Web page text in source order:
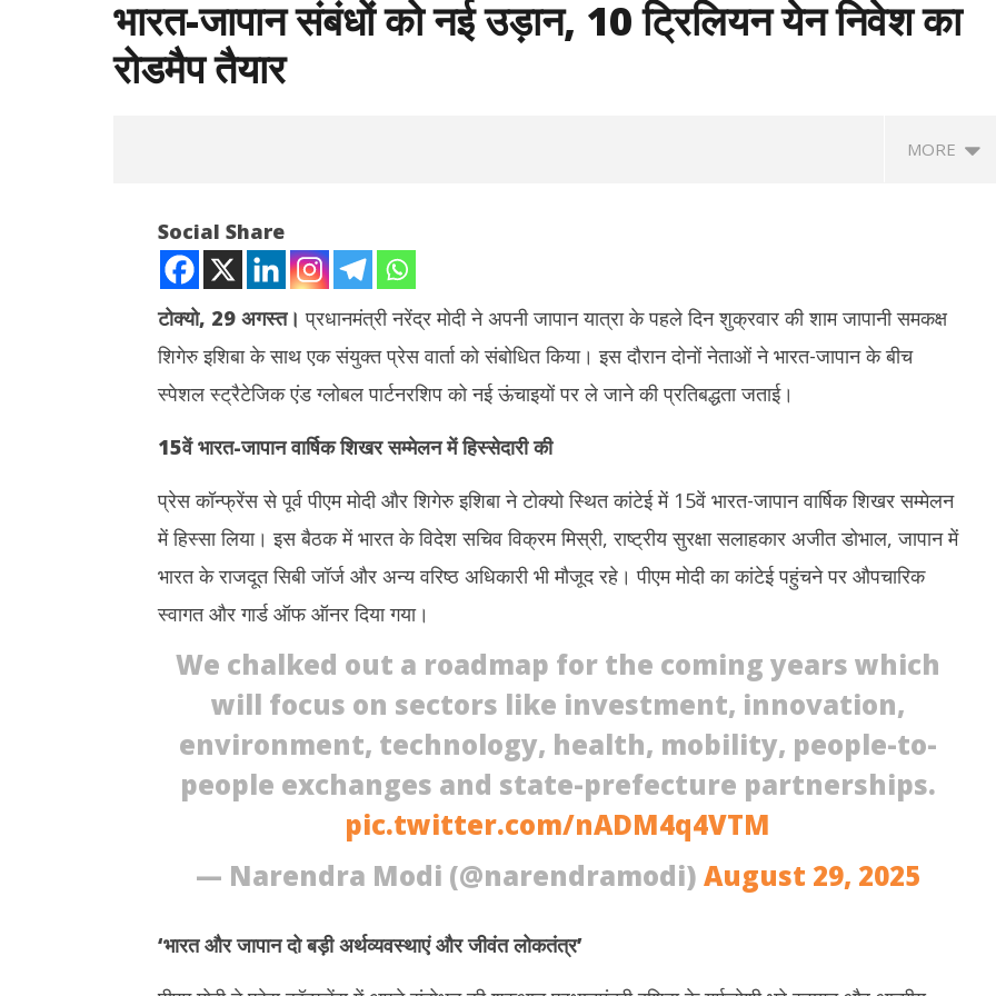
भारत-जापान संबंधों को नई उड़ान, 10 ट्रिलियन येन निवेश का
रोडमैप तैयार
MORE
NOW VIEWING
येन निवेश का रोडमैप तैयार
29,
2025
वापस ली तलाक की अर्जी
29,
2025
August
2025
Social Share
टोक्यो, 29 अगस्त। प्रधानमंत्री नरेंद्र मोदी ने अपनी जापान यात्रा के पहले दिन शुक्रवार की शाम जापानी समकक्ष
शिगेरु इशिबा के साथ एक संयुक्त प्रेस वार्ता को संबोधित किया। इस दौरान दोनों नेताओं ने भारत-जापान के बीच
स्पेशल स्ट्रैटेजिक एंड ग्लोबल पार्टनरशिप को नई ऊंचाइयों पर ले जाने की प्रतिबद्धता जताई।
15वें भारत-जापान वार्षिक शिखर सम्मेलन में हिस्सेदारी की
प्रेस कॉन्फ्रेंस से पूर्व पीएम मोदी और शिगेरु इशिबा ने टोक्यो स्थित कांटेई में 15वें भारत-जापान वार्षिक शिखर सम्मेलन
में हिस्सा लिया। इस बैठक में भारत के विदेश सचिव विक्रम मिस्री, राष्ट्रीय सुरक्षा सलाहकार अजीत डोभाल, जापान में
भारत के राजदूत सिबी जॉर्ज और अन्य वरिष्ठ अधिकारी भी मौजूद रहे। पीएम मोदी का कांटेई पहुंचने पर औपचारिक
स्वागत और गार्ड ऑफ ऑनर दिया गया।
We chalked out a roadmap for the coming years which
will focus on sectors like investment, innovation,
environment, technology, health, mobility, people-to-
people exchanges and state-prefecture partnerships.
pic.twitter.com/nADM4q4VTM
— Narendra Modi (@narendramodi) August 29, 2025
‘भारत और जापान दो बड़ी अर्थव्यवस्थाएं और जीवंत लोकतंत्र’